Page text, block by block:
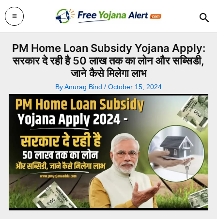
Skip
to
content
PM Home Loan Subsidy Yojana Apply:
सरकार दे रही है 50 लाख तक का लोन और सब्सिडी,
जाने कैसे मिलेगा लाभ
ByAnurag Bind / October 15, 2024